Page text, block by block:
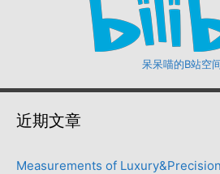
呆呆喵的B站空
近期文章
Measurements of